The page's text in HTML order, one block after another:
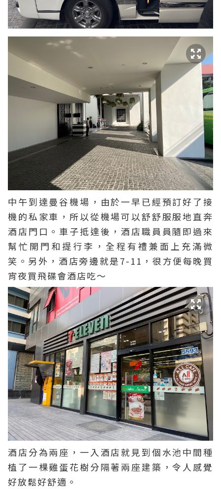
中午到達曼谷機場，由於一早已經預訂好了接
機的私家車，所以從機場可以舒舒服服地直奔
酒店門口。車子抵達後，酒店職員員隨即過來
幫忙開門和提行李，全程有禮兼面上充滿微
笑。另外，酒店旁邊就是7-11，很方便每晚買
宵夜買飛碟會酒店吃～
酒店分為兩座，一入酒店就見到個水池中間種
植了一棵雞蛋花樹分隔著兩座建築，令人感覺
好放鬆好舒適。